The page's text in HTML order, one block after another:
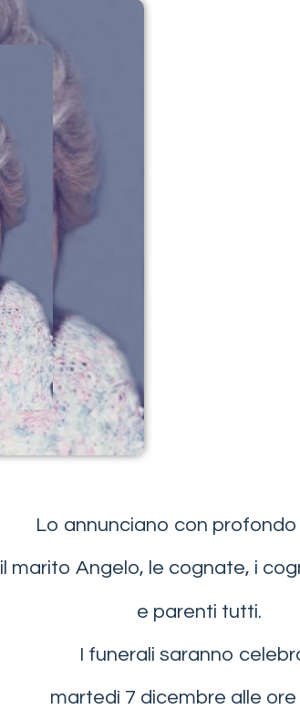
Lo annunciano con profondo
il marito Angelo, le cognate, i
e parenti tutti.
I funerali saranno
martedì 7 dicembre alle ore